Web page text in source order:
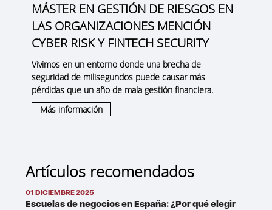
MÁSTER EN GESTIÓN DE RIESGOS EN
LAS ORGANIZACIONES MENCIÓN
CYBER RISK Y FINTECH SECURITY
Vivimos en un entorno donde una brecha de
seguridad de milisegundos puede causar más
pérdidas que un año de mala gestión financiera.
Más información
Artículos recomendados
01 DICIEMBRE 2025
Escuelas de negocios en España: ¿Por qué elegir